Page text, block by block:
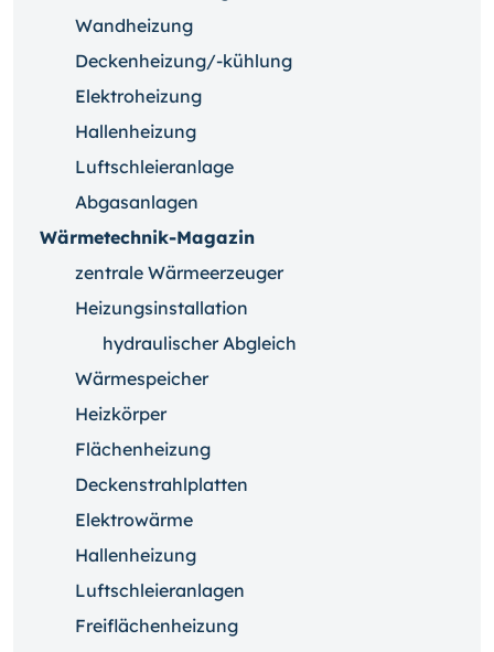
Wandheizung
Deckenheizung/-kühlung
Elektroheizung
Hallenheizung
Luftschleieranlage
Abgasanlagen
Wärmetechnik-Magazin
zentrale Wärmeerzeuger
Heizungsinstallation
hydraulischer Abgleich
Wärmespeicher
Heizkörper
Flächenheizung
Deckenstrahlplatten
Elektrowärme
Hallenheizung
Luftschleieranlagen
Freiflächenheizung